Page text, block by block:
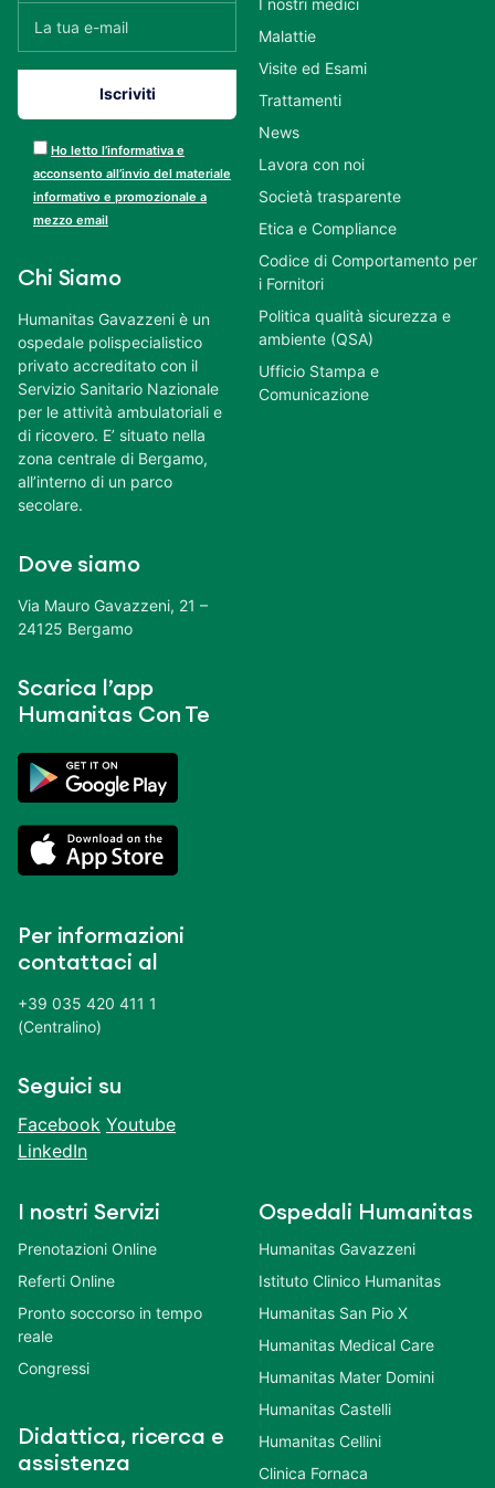
Ho letto l’informativa e
acconsento all’invio del materiale
informativo e promozionale a
mezzo email
Chi Siamo
Humanitas Gavazzeni è un
ospedale polispecialistico
privato accreditato con il
Servizio Sanitario Nazionale
per le attività ambulatoriali e
di ricovero. E’ situato nella
zona centrale di Bergamo,
all’interno di un parco
secolare.
Dove siamo
Via Mauro Gavazzeni, 21 –
24125 Bergamo
Scarica l’app
Humanitas Con Te
Per informazioni
contattaci al
+39 035 420 411 1
(Centralino)
Seguici su
Facebook Youtube
LinkedIn
Malattie
Visite ed Esami
Trattamenti
News
Lavora con noi
Società trasparente
Etica e Compliance
Codice di Comportamento per
i Fornitori
Politica qualità sicurezza e
ambiente (QSA)
Ufficio Stampa e
Comunicazione
I nostri Servizi
Prenotazioni Online
Referti Online
Pronto soccorso in tempo
reale
Congressi
Didattica, ricerca e
assistenza
Ospedali Humanitas
Humanitas Gavazzeni
Istituto Clinico Humanitas
Humanitas San Pio X
Humanitas Medical Care
Humanitas Mater Domini
Humanitas Castelli
Humanitas Cellini
Clinica Fornaca